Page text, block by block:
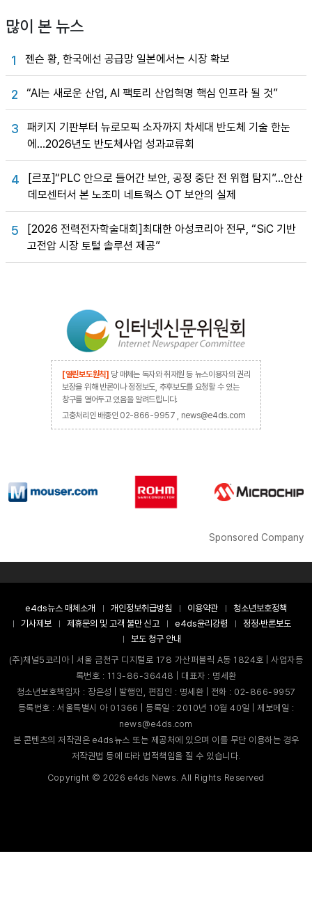
많이 본 뉴스
1 젠슨 황, 한국에선 공급망 일본에서는 시장 확보
2 “AI는 새로운 산업, AI 팩토리 산업혁명 핵심 인프라 될 것”
3
패키지 기판부터 뉴로모픽 소자까지 차세대 반도체 기술 한눈
에…2026년도 반도체사업 성과교류회
4
[르포]“PLC 안으로 들어간 보안, 공정 중단 전 위협 탐지”…안산
데모센터서 본 노조미 네트웍스 OT 보안의 실제
5
[2026 전력전자학술대회]최대한 아성코리아 전무, “SiC 기반
고전압 시장 토털 솔루션 제공”
[열린보도원칙] 당 매체는 독자와 취재원 등 뉴스이용자의 권리
보장을 위해 반론이나 정정보도, 추후보도를 요청할 수 있는
창구를 열어두고 있음을 알려드립니다.
고충처리인 배종인 02-866-9957 , news@e4ds.com
Sponsored Company
e4ds뉴스 매체소개 개인정보취급방침 이용약관
청소년보호정책
기사제보
제휴문의 및 고객 불만 신고 e4ds윤리강령
정정·반론보도
보도 청구 안내
(주)채널5코리아 | 서울 금천구 디지털로 178 가산퍼블릭 A동 1824호 | 사업자등
록번호 : 113-86-36448 | 대표자 : 명세환
청소년보호책임자 : 장은성 | 발행인, 편집인 : 명세환 | 전화 : 02-866-9957
등록번호 : 서울특별시 아 01366 | 등록일 : 2010년 10월 40일 | 제보메일 :
news@e4ds.com
본 콘텐츠의 저작권은 e4ds뉴스 또는 제공처에 있으며 이를 무단 이용하는 경우
저작권법 등에 따라 법적책임을 질 수 있습니다.
Copyright ©2026 e4ds News. All Rights Reserved